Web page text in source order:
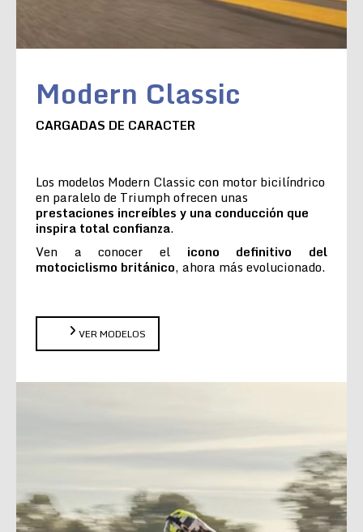
Modern Classic
CARGADAS DE CARACTER
Los modelos Modern Classic con motor bicilíndrico
en paralelo de Triumph ofrecen unas
prestaciones increíbles y una conducción que
inspira total confianza.
Ven a conocer el icono definitivo del
motociclismo británico, ahora más evolucionado.
VER MODELOS